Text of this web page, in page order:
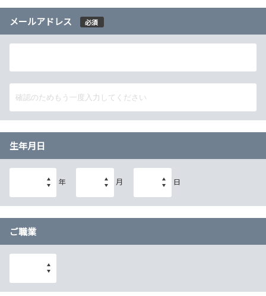
メールアドレス 必須
生年月日
年 月 日
ご職業